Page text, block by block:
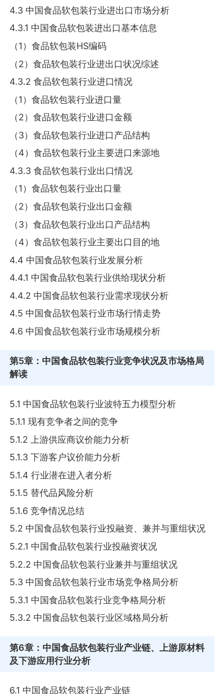
4.3 中国食品软包装行业进出口市场分析
4.3.1 中国食品软包装进出口基本信息
（1）食品软包装HS编码
（2）食品软包装行业进出口状况综述
4.3.2 食品软包装行业进口情况
（1）食品软包装行业进口量
（2）食品软包装行业进口金额
（3）食品软包装行业进口产品结构
（4）食品软包装行业主要进口来源地
4.3.3 食品软包装行业出口情况
（1）食品软包装行业出口量
（2）食品软包装行业出口金额
（3）食品软包装行业出口产品结构
（4）食品软包装行业主要出口目的地
4.4 中国食品软包装行业发展分析
4.4.1 中国食品软包装行业供给现状分析
4.4.2 中国食品软包装行业需求现状分析
4.5 中国食品软包装行业市场行情走势
4.6 中国食品软包装行业市场规模分析
第5章 ：中国食品软包装行业竞争状况及市场格局
解读
5.1 中国食品软包装行业波特五力模型分析
5.1.1 现有竞争者之间的竞争
5.1.2 上游供应商议价能力分析
5.1.3 下游客户议价能力分析
5.1.4 行业潜在进入者分析
5.1.5 替代品风险分析
5.1.6 竞争情况总结
5.2 中国食品软包装行业投融资、兼并与重组状况
5.2.1 中国食品软包装行业投融资状况
5.2.2 中国食品软包装行业兼并与重组状况
5.3 中国食品软包装行业市场竞争格局分析
5.3.1 中国食品软包装行业竞争格局分析
5.3.2 中国食品软包装行业区域格局分析
第6章 ：中国食品软包装行业产业链、上游原材料
及下游应用行业分析
6.1 中国食品软包装行业产业链